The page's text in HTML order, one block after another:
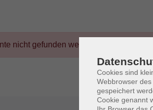
nicht gefunden werden.
Cookies sind
Webbrowser
gespeichert
Cookie genannt